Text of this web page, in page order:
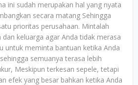
ini sudah merupakan hal yang nyata
secara matang Sehingga
prioritas perusahaan. Mintalah
keluarga agar Anda tidak merasa
untuk meminta bantuan ketika Anda
semuanya terasa lebih
Meskipun terkesan sepele, tetapi
efek yang besar bahkan ketika Anda